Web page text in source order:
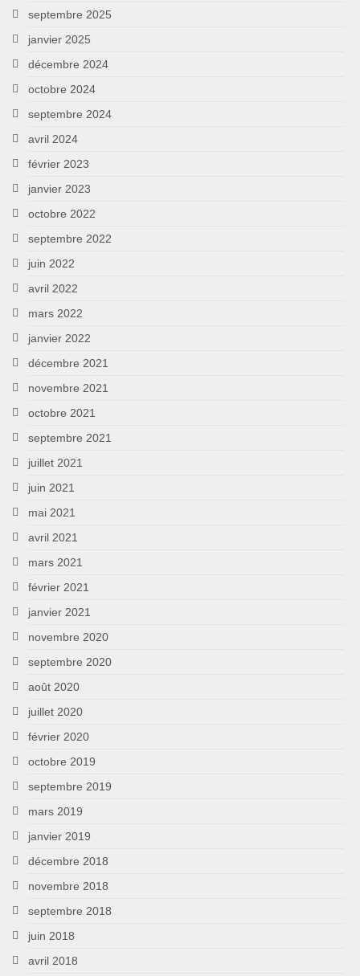
septembre 2025
janvier 2025
décembre 2024
octobre 2024
septembre 2024
avril 2024
février 2023
janvier 2023
octobre 2022
septembre 2022
juin 2022
avril 2022
mars 2022
janvier 2022
décembre 2021
novembre 2021
octobre 2021
septembre 2021
juillet 2021
juin 2021
mai 2021
avril 2021
mars 2021
février 2021
janvier 2021
novembre 2020
septembre 2020
août 2020
juillet 2020
février 2020
octobre 2019
septembre 2019
mars 2019
janvier 2019
décembre 2018
novembre 2018
septembre 2018
juin 2018
avril 2018